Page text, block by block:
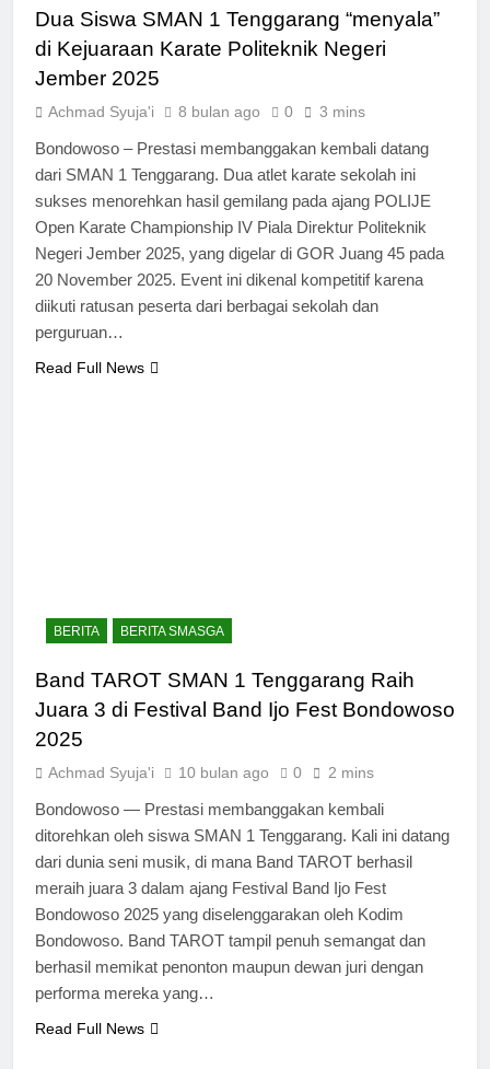
Dua Siswa SMAN 1 Tenggarang “menyala”
di Kejuaraan Karate Politeknik Negeri
Jember 2025
Achmad Syuja'i 8 bulan ago 0 3 mins
Bondowoso – Prestasi membanggakan kembali datang
dari SMAN 1 Tenggarang. Dua atlet karate sekolah ini
sukses menorehkan hasil gemilang pada ajang POLIJE
Open Karate Championship IV Piala Direktur Politeknik
Negeri Jember 2025, yang digelar di GOR Juang 45 pada
20 November 2025. Event ini dikenal kompetitif karena
diikuti ratusan peserta dari berbagai sekolah dan
perguruan…
Read Full News
BERITA BERITA SMASGA
Band TAROT SMAN 1 Tenggarang Raih
Juara 3 di Festival Band Ijo Fest Bondowoso
2025
Achmad Syuja'i 10 bulan ago 0 2 mins
Bondowoso — Prestasi membanggakan kembali
ditorehkan oleh siswa SMAN 1 Tenggarang. Kali ini datang
dari dunia seni musik, di mana Band TAROT berhasil
meraih juara 3 dalam ajang Festival Band Ijo Fest
Bondowoso 2025 yang diselenggarakan oleh Kodim
Bondowoso. Band TAROT tampil penuh semangat dan
berhasil memikat penonton maupun dewan juri dengan
performa mereka yang…
Read Full News